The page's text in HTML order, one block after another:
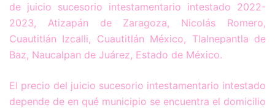
de juicio sucesorio intestamentario intestado 2022-
2023, Atizapán de Zaragoza, Nicolás Romero,
Cuautitlán Izcalli, Cuautitlán México, Tlalnepantla de
Baz, Naucalpan de Juárez, Estado de México.
El precio del juicio sucesorio intestamentario intestado
depende de en qué municipio se encuentra el domicilio